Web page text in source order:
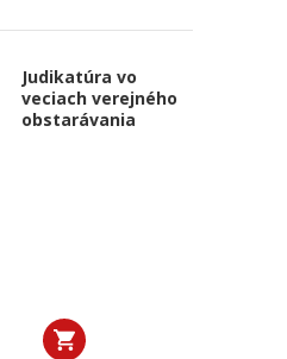
Judikatúra vo
veciach verejného
obstarávania